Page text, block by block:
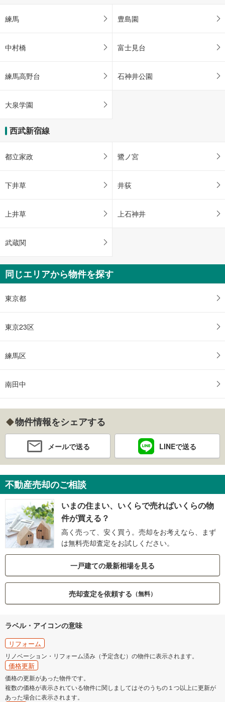
練馬 豊島園
中村橋 富士見台
練馬高野台 石神井公園
大泉学園
西武新宿線
都立家政 鷺ノ宮
下井草 井荻
上井草 上石神井
武蔵関
同じエリアから物件を探す
東京都
東京23区
練馬区
南田中
物件情報をシェアする
メールで送る LINEで送る
不動産売却のご相談
いまの住まい、いくらで売ればいくらの物
件が買える？
高く売って、安く買う。売却をお考えなら、まず
は無料売却査定をお試しください。
一戸建ての最新相場を見る
売却査定を依頼する （無料）
ラベル・アイコンの意味
リフォーム
リノベーション・リフォーム済み（予定含む）の物件に表示されます。
価格更新
価格の更新があった物件です。
複数の価格が表示されている物件に関しましてはそのうちの１つ以上に更新が
あった場合に表示されます。